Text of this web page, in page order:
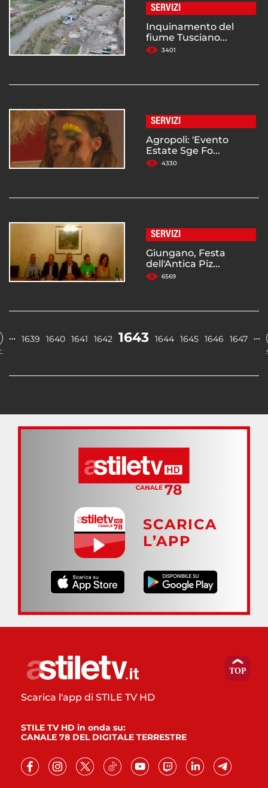
SERVIZI
Inquinamento del
fiume Tusciano...
3401
SERVIZI
Agropoli: 'Evento
Estate Sge Fo...
4330
SERVIZI
Giungano, Festa
dell'Antica Piz...
6569
… 1639 1640 1641 1642 1643 1644 1645 1646 1647 …
SCARICA
L’APP
Scarica l'app di STILE TV HD
STILE TV HD in onda su:
CANALE 78 DEL DIGITALE TERRESTRE